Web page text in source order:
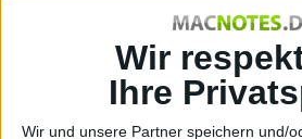
Wir
Ihre
Wir und unsere Partner speichern und/